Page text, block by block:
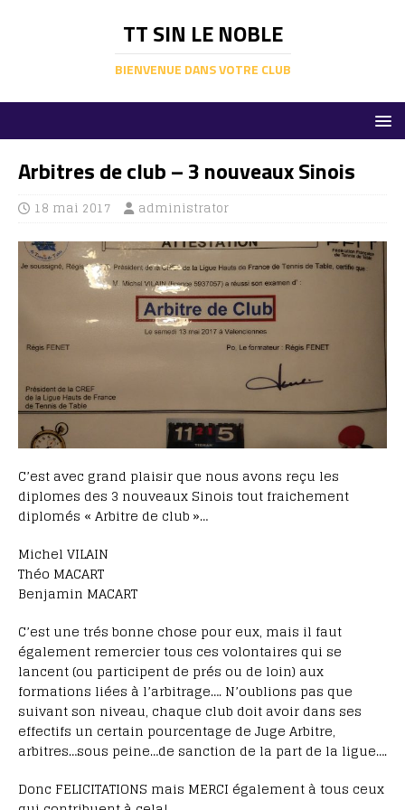
TT SIN LE NOBLE
BIENVENUE DANS VOTRE CLUB
Arbitres de club – 3 nouveaux Sinois
18 mai 2017 administrator
C’est avec grand plaisir que nous avons reçu les
diplomes des 3 nouveaux Sinois tout fraichement
diplomés « Arbitre de club »…
Michel VILAIN
Théo MACART
Benjamin MACART
C’est une trés bonne chose pour eux, mais il faut
également remercier tous ces volontaires qui se
lancent (ou participent de prés ou de loin) aux
formations liées à l’arbitrage…. N’oublions pas que
suivant son niveau, chaque club doit avoir dans ses
effectifs un certain pourcentage de Juge Arbitre,
arbitres…sous peine…de sanction de la part de la ligue….
Donc FELICITATIONS mais MERCI également à tous ceux